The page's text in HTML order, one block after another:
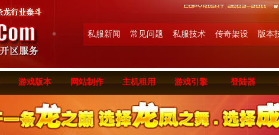
私服新闻 常见问题 私服技术 传奇架设 版本
游戏版本 网站制作 主机租用 游戏引擎 登陆器